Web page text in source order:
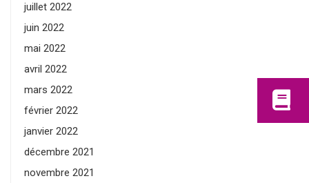
juillet 2022
juin 2022
mai 2022
avril 2022
mars 2022
février 2022
janvier 2022
décembre 2021
novembre 2021